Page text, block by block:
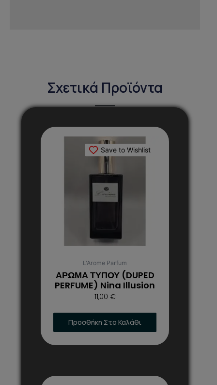
Σχετικά Προϊόντα
Save to Wishlist
L'Arome Parfum
ΑΡΩΜΑ ΤΥΠΟΥ (DUPED
PERFUME) Nina Illusion
11,00 €
Προσθήκη Στο Καλάθι
το
προϊόν
έχει
παραλλαγές.
Οι
να
επιλεγούν
στη
σελίδα
του
προϊόντος